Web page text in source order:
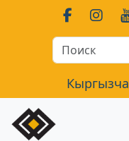
Кыргызча